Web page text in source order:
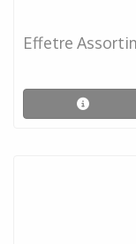
Effetre